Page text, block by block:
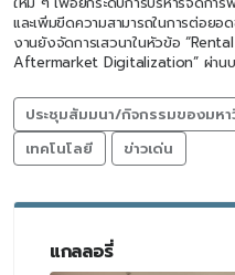
และเพิ่มขีดความสามารถในการต่อยอ
งานยังจัดการเสวนาในหัวข้อ
Aftermarket Digitalization” ผ่าน
ประชุมสัมมนา/กิจกรรมของมหา
เทคโนโลยี
ข่าวเด่น
แกลลอรี่